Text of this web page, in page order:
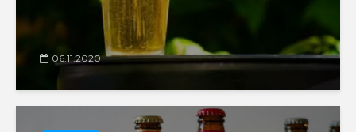
06.11.2020